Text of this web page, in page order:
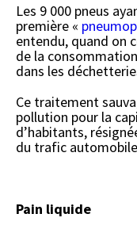
Les 9 000 pneus
première «
entendu, quand on
de la
dans les
Ce traitement
pollution pour la
d’habitants,
du trafic
Pain liquide